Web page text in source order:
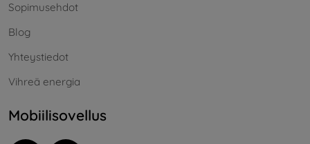
Sopimusehdot
Blog
Yhteystiedot
Vihreä energia
Mobiilisovellus